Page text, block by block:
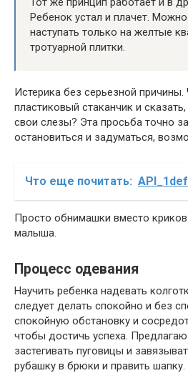
Ребенок устал и плачет.
наступать только на желтые
тротуарной плитки.
Истерика без серьезной
пластиковый стаканчик и
свои слезы? Эта просьба точно
остановиться и задуматься,
Что еще почитать:
Просто обнимашки вместо
малыша.
Процесс одевания
Научить ребенка надевать
следует делать спокойно и без
спокойную обстановку и
чтобы достичь успеха.
застегивать пуговицы и
рубашку в брюки и править